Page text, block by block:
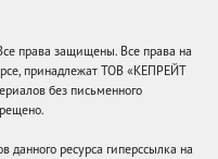
права защищены. Все права на
принадлежат ТОВ «КЕПРЕЙТ
без письменного
ресурса гиперссылка на